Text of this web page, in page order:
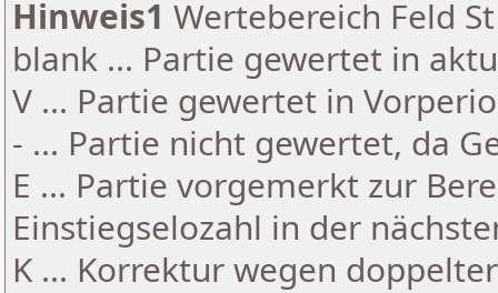
Hinweis1 Wertebereich Feld
blank ... Partie gewertet in
V ... Partie gewertet in
- ... Partie nicht gewertet, da
E ... Partie vorgemerkt zur
Einstiegselozahl in der
K ... Korrektur wegen